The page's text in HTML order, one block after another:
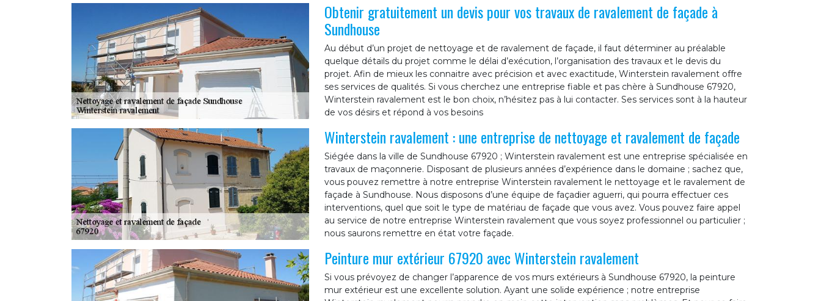
Obtenir gratuitement un devis pour vos travaux de ravalement de façade à
Sundhouse
Au début d’un projet de nettoyage et de ravalement de façade, il faut déterminer au préalable
quelque détails du projet comme le délai d’exécution, l’organisation des travaux et le devis du
projet. Afin de mieux les connaitre avec précision et avec exactitude, Winterstein ravalement offre
ses services de qualités. Si vous cherchez une entreprise fiable et pas chère à Sundhouse 67920,
Winterstein ravalement est le bon choix, n’hésitez pas à lui contacter. Ses services sont à la hauteur
de vos désirs et répond à vos besoins
Winterstein ravalement : une entreprise de nettoyage et ravalement de façade
Siégée dans la ville de Sundhouse 67920 ; Winterstein ravalement est une entreprise spécialisée en
travaux de maçonnerie. Disposant de plusieurs années d’expérience dans le domaine ; sachez que,
vous pouvez remettre à notre entreprise Winterstein ravalement le nettoyage et le ravalement de
façade à Sundhouse. Nous disposons d’une équipe de façadier aguerri, qui pourra effectuer ces
interventions, quel que soit le type de matériau de façade que vous avez. Vous pouvez faire appel
au service de notre entreprise Winterstein ravalement que vous soyez professionnel ou particulier ;
nous saurons remettre en état votre façade.
Peinture mur extérieur 67920 avec Winterstein ravalement
Si vous prévoyez de changer l’apparence de vos murs extérieurs à Sundhouse 67920, la peinture
mur extérieur est une excellente solution. Ayant une solide expérience ; notre entreprise